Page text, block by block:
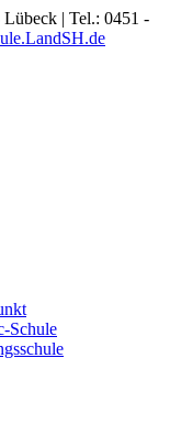
| Tel.: 0451 -
Schule